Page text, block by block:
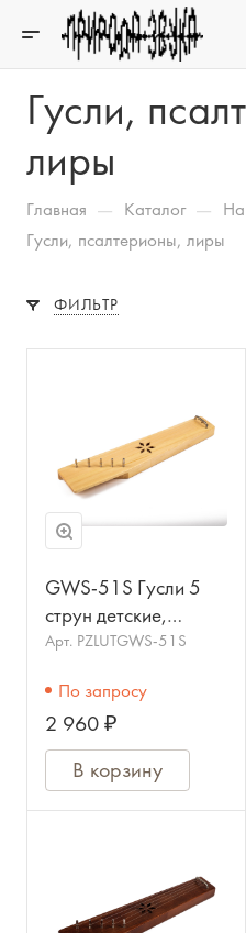
Гусли,
лиры
Главная — Каталог —
Гусли, псалтерионы, лиры
ФИЛЬТР
GWS-51S Гусли 5
струн детские,
крыловидные, цвет
Арт. PZLUTGWS-51S
По запросу
2 960 ₽
В корзину